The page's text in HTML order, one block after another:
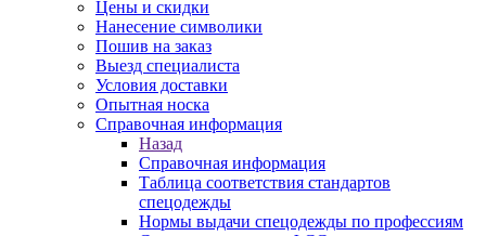
Цены и скидки
Нанесение символики
Пошив на заказ
Выезд специалиста
Условия доставки
Опытная носка
Справочная информация
Назад
Справочная информация
Таблица соответствия стандартов
спецодежды
Нормы выдачи спецодежды по профессиям